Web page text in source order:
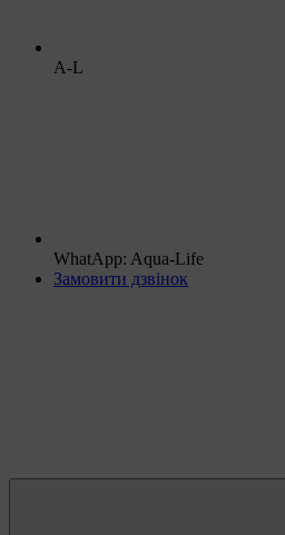
A-L
WhatApp: Aqua-Life
Замовити дзвінок